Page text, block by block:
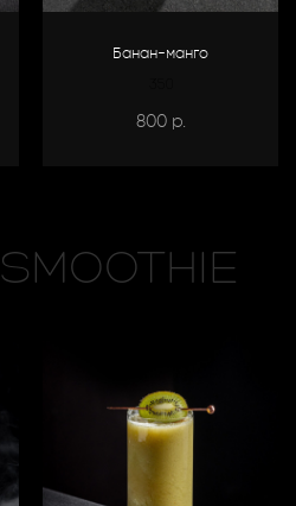
Банан-манго
800 р.
SMOOTHIE